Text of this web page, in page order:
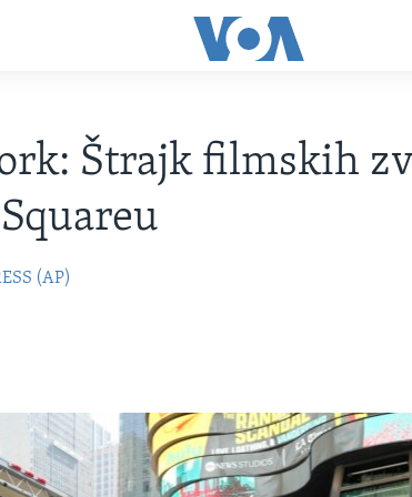
Štrajk filmskih
(AP)